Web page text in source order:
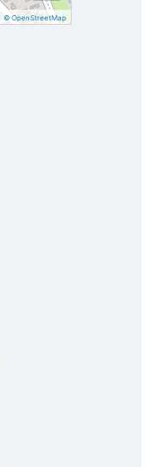
|© OpenStreetMap